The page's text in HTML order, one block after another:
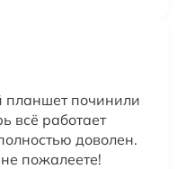
планшет починили
всё работает
доволен.
пожалеете!